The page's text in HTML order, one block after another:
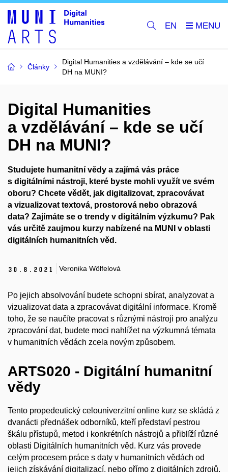
EN
Články
Digital Humanities a vzdělávání – kde se učí
DH na MUNI?
Digital Humanities
a vzdělávání – kde se učí
DH na MUNI?
Studujete humanitní vědy a zajímá vás práce
s digitálními nástroji, které byste mohli využít ve svém
oboru? Chcete vědět, jak digitalizovat, zpracovávat
a vizualizovat textová, prostorová nebo obrazová
data? Zajímáte se o trendy v digitálním výzkumu? Pak
vás určitě zaujmou kurzy nabízené na MUNI v oblasti
digitálních humanitních věd.
30. 8. 2021 Veronika Wölfelová
Po jejich absolvování budete schopni sbírat, analyzovat a
vizualizovat data a zpracovávat digitální informace. Kromě
toho, že se naučíte pracovat s různými nástroji pro analýzu
zpracování dat, budete moci nahlížet na výzkumná témata
v humanitních vědách zcela novým způsobem.
ARTS020 - Digitální humanitní
vědy
Tento propedeutický celouniverzitní online kurz se skládá z
dvanácti přednášek odborníků, kteří představí pestrou
škálu přístupů, metod i konkrétních nástrojů a přiblíží různé
oblasti Digitálních humanitních věd. Kurz vás provede
celým procesem práce s daty v humanitních vědách od
jejich získávání digitalizací, nebo přímo z digitálních zdrojů,